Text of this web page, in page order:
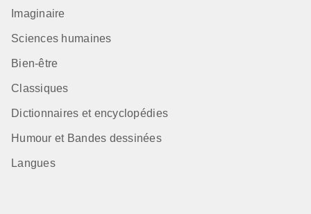
Imaginaire
Sciences humaines
Bien-être
Classiques
Dictionnaires et encyclopédies
Humour et Bandes dessinées
Langues